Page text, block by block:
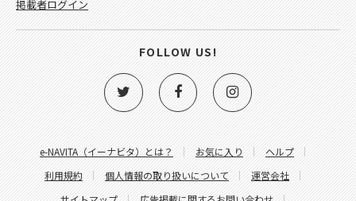
e-NAVITA（イーナビタ）とは？ お気に入り
ヘルプ
利用規約
個人情報の取り扱いについて
運営会社
掲載者ログイン
FOLLOW US!